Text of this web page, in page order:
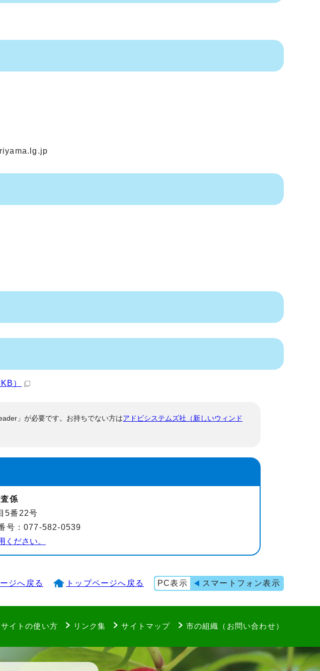
）
」が必要です。お持ちでない方はアドビシステムズ社（新しいウィンド
係
5番22号
号：077-582-0539
ください。
ジへ戻る トップページへ戻る PC表示 スマートフォン表示
サイトの使い方 リンク集 サイトマップ 市の組織（お問い合わせ）